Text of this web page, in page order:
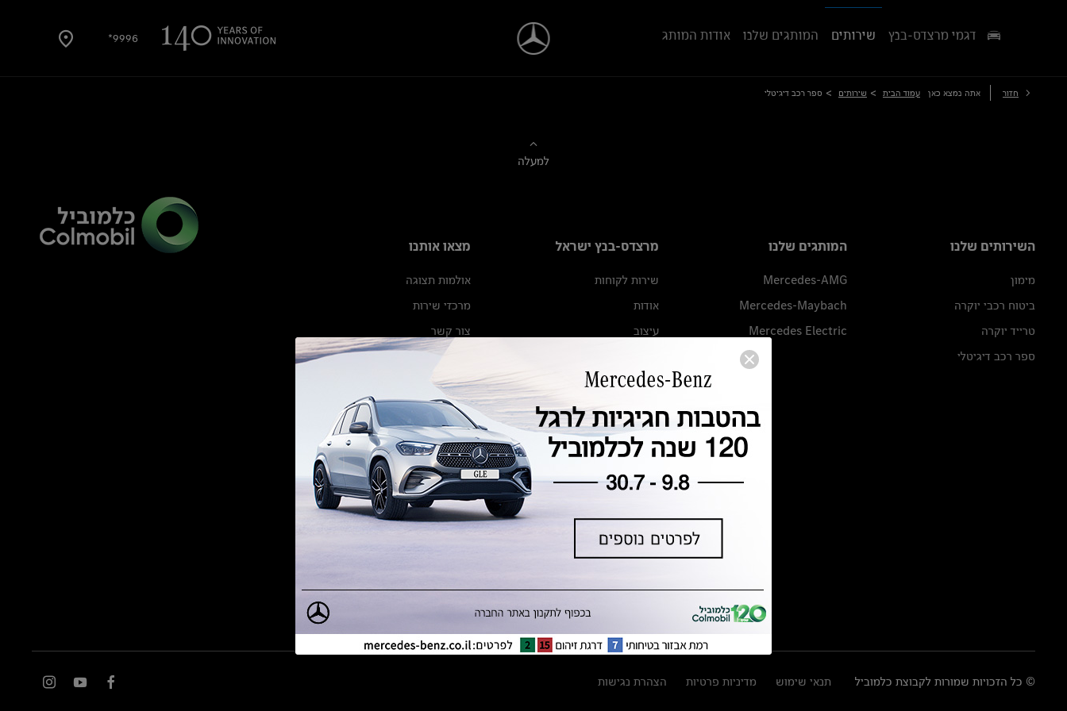
9996* דגמי מרצדס-בנץ שירותים המותגים שלנו אודות המותג
חזור אתה נמצא כאן עמוד הבית > שירותים > ספר רכב דיגיטלי
למעלה
השירותים שלנו
מימון
ביטוח רכבי יוקרה
טרייד יוקרה
ספר רכב דיגיטלי
המותגים שלנו
Mercedes-AMG
Mercedes-Maybach
Mercedes Electric
מרצדס-בנץ ישראל
שירות לקוחות
אודות
עיצוב
מגזין מרצדס-בנץ
ספרי רכב מרצדס-בנץ
נתוני זיהום אוויר וצריכת דלק וחשמל
נתוני תווית צמיגים
מחירון חלפים
הודעה על הטבות לרכבי מרצדס בהסדר
מצאו אותנו
אולמות תצוגה
מרכזי שירות
צור קשר
© כל הזכויות שמורות לקבוצת כלמוביל תנאי שימוש מדיניות פרטיות הצהרת נגישות